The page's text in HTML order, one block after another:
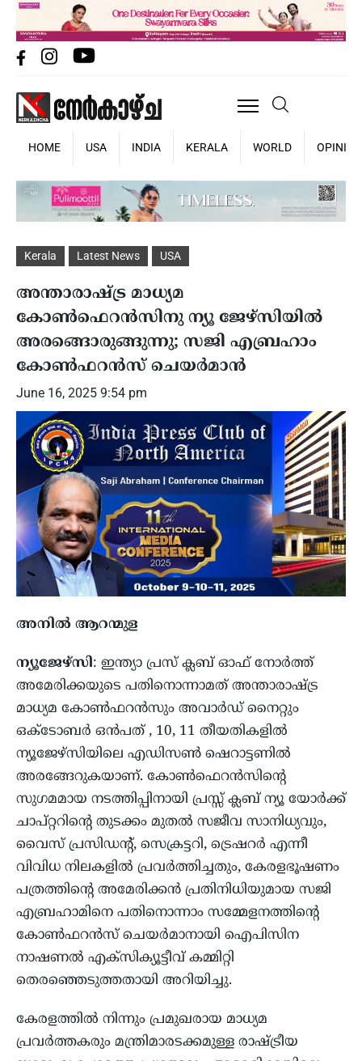
HOME USA INDIA KERALA WORLD OPINION
Kerala Latest News USA
അന്താരാഷ്ട്ര മാധ്യമ
കോണ്‍ഫെറന്‍സിനു ന്യൂ ജേഴ്സിയില്‍
അരങ്ങൊരുങ്ങുന്നു; സജി എബ്രഹാം
കോണ്‍ഫറന്‍സ് ചെയര്‍മാന്‍
June 16, 2025 9:54 pm
അനില്‍ ആറന്മുള
ന്യൂജേഴ്സി: ഇന്ത്യാ പ്രസ് ക്ലബ് ഓഫ് നോര്‍ത്ത്
അമേരിക്കയുടെ പതിനൊന്നാമത് അന്താരാഷ്ട്ര
മാധ്യമ കോണ്‍ഫറന്‍സും അവാര്‍ഡ് നൈറ്റും
ഒക്ടോബര്‍ ഒന്‍പത് , 10, 11 തീയതികളില്‍
ന്യൂജേഴ്സിയിലെ എഡിസണ്‍ ഷെറാട്ടണില്‍
അരങ്ങേറുകയാണ്. കോണ്‍ഫെറന്‍സിന്റെ
സുഗമമായ നടത്തിപ്പിനായി പ്രസ്സ് ക്ലബ് ന്യൂ യോര്‍ക്ക്
ചാപ്റ്ററിന്റെ തുടക്കം മുതല്‍ സജീവ സാനിധ്യവും,
വൈസ് പ്രസിഡന്റ്, സെക്രട്ടറി, ട്രെഷറര്‍ എന്നീ
വിവിധ നിലകളില്‍ പ്രവര്‍ത്തിച്ചതും, കേരളഭൂഷണം
പത്രത്തിന്റെ അമേരിക്കന്‍ പ്രതിനിധിയുമായ സജി
എബ്രഹാമിനെ പതിനൊന്നാം സമ്മേളനത്തിന്റെ
കോണ്‍ഫറന്‍സ് ചെയര്‍മാനായി ഐപിസിന
നാഷണല്‍ എക്‌സിക്യൂട്ടീവ് കമ്മിറ്റി
തെരഞ്ഞെടുത്തതായി അറിയിച്ചു.
കേരളത്തില്‍ നിന്നും പ്രമുഖരായ മാധ്യമ
പ്രവര്‍ത്തകരും മന്ത്രിമാരടക്കമുള്ള രാഷ്ട്രീയ